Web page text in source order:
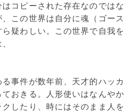
はコピーされた存在なのではな
この世界は自分に魂（ゴース
ら疑わしい。この世界で自我を
事件が数年前、天才的ハッカ
おきる。人形使いはなんやか
したり、時にはそのまま人を